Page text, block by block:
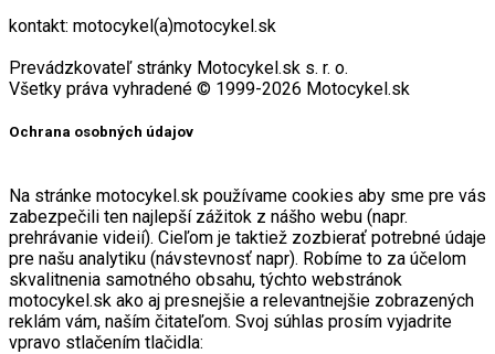
kontakt: motocykel(a)motocykel.sk
Prevádzkovateľ stránky Motocykel.sk s. r. o.
Všetky práva vyhradené © 1999-2026 Motocykel.sk
Ochrana osobných údajov
Na stránke motocykel.sk používame cookies aby sme pre vás
zabezpečili ten najlepší zážitok z nášho webu (napr.
prehrávanie videií). Cieľom je taktiež zozbierať potrebné údaje
pre našu analytiku (návstevnosť napr). Robíme to za účelom
skvalitnenia samotného obsahu, týchto webstránok
motocykel.sk ako aj presnejšie a relevantnejšie zobrazených
reklám vám, naším čitateľom. Svoj súhlas prosím vyjadrite
vpravo stlačením tlačidla: